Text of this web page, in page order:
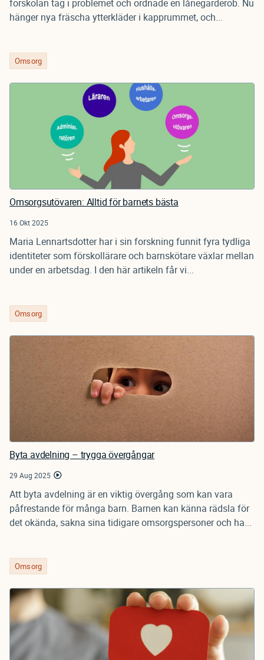
förskolan tag i problemet och ordnade en lånegarderob. Nu
hänger nya fräscha ytterkläder i kapprummet, och...
Omsorg
Omsorgsutövaren: Alltid för barnets bästa
16 Okt 2025
Maria Lennartsdotter har i sin forskning funnit fyra tydliga
identiteter som förskollärare och barnskötare växlar mellan
under en arbetsdag. I den här artikeln får vi...
Omsorg
Byta avdelning – trygga övergångar
29 Aug 2025
Att byta avdelning är en viktig övergång som kan vara
påfrestande för många barn. Barnen kan känna rädsla för
det okända, sakna sina tidigare omsorgspersoner och ha...
Omsorg